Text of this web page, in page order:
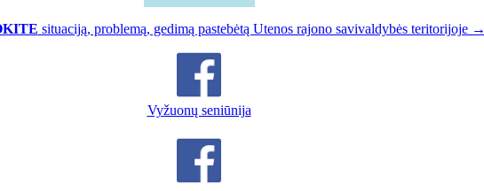
situaciją, problemą, gedimą pastebėtą Utenos rajono savivaldybės teritorijoje →
Vyžuonų seniūnija